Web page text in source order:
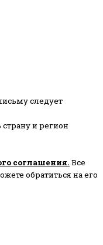
следует
и регион
соглашения. Все
обратиться на его